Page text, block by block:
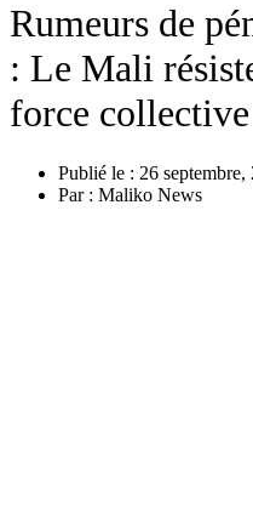
Rumeurs de
: Le Mali
force collective
Publié le : 26 septembre,
Par : Maliko News